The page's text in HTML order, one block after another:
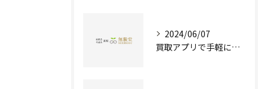
2024/06/07
買取アプリで手軽に現金化！あなたの不要品が宝物に変わる方法とは？